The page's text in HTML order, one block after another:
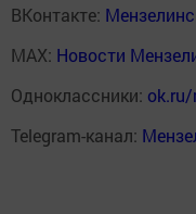
ВКонтакте:
MAX: Новости
Одноклассники:
Telegram-канал: